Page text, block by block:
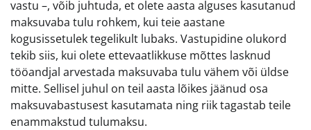
vastu –, võib juhtuda, et olete aasta alguses kasutanud
maksuvaba tulu rohkem, kui teie aastane
kogusissetulek tegelikult lubaks. Vastupidine olukord
tekib siis, kui olete ettevaatlikkuse mõttes lasknud
tööandjal arvestada maksuvaba tulu vähem või üldse
mitte. Sellisel juhul on teil aasta lõikes jäänud osa
maksuvabastusest kasutamata ning riik tagastab teile
enammakstud tulumaksu.